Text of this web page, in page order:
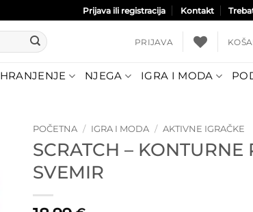
Prijava ili registracija Kontakt
PRIJAVA
HRANJENJE NJEGA IGRA I MODA
POČETNA / IGRA I MODA / AKTIVNE IGRAČKE
SCRATCH – KONTURNE
SVEMIR